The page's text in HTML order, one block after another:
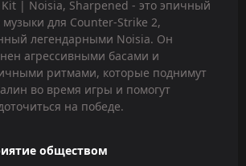
| Noisia, Sharpened - это эпичный
музыки для Counter-Strike 2,
легендарными Noisia. Он
агрессивными басами и
ритмами, которые поднимут
во время игры и помогут
на победе.
обществом